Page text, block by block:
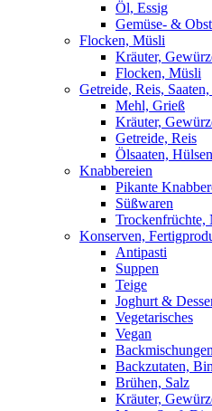
Öl, Essig
Gemüse- &
Flocken, Müsli
Kräuter,
Flocken, Müsli
Getreide, Reis,
Mehl, Grieß
Kräuter,
Getreide, Reis
Ölsaaten,
Knabbereien
Pikante
Süßwaren
Trockenfrüchte,
Konserven,
Antipasti
Suppen
Teige
Joghurt &
Vegetarisches
Vegan
Backmischungen
Backzutaten,
Brühen, Salz
Kräuter,